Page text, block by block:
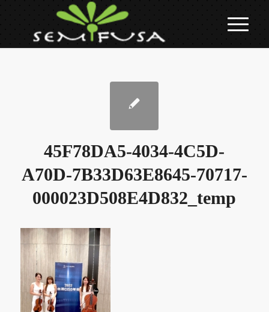
45F78DA5-4034-4C5D-
A70D-7B33D63E8645-70717-
000023D508E4D832_temp